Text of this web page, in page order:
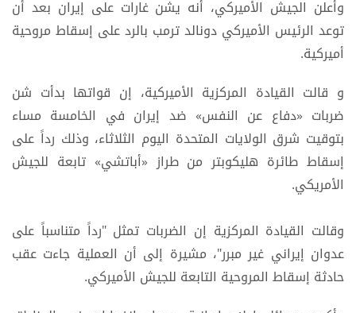
وأعلن الجيش الأميركي، أنه يشن غارات على إيران بعد أن
توعد الرئيس الأميركي دونالد ترمب بالرد على إسقاط مروحية
أميركية.
و ​قالت القيادة المركزية الأميركية، إن ‌قواتها ‌بدأت ​شن
‌ضربات «دفاع ⁠عن ​النفس» ضد ⁠إيران في الخامسة ⁠مساء
‌بتوقيت ‌شرق ​الولايات ‌المتحدة اليوم ‌الثلاثاء، وذلك رداً ‌على
إسقاط طائرة ⁠هليكوبتر من ⁠طراز «أباتشي» تابعة للجيش
الأمريكي.
وقالت القيادة المركزية إن الضربات تمثل "رداً متناسباً على
عدوان إيراني غير مبرر"، مشيرة إلى أن العملية جاءت عقب
حادثة إسقاط المروحية التابعة للجيش الأميركي.